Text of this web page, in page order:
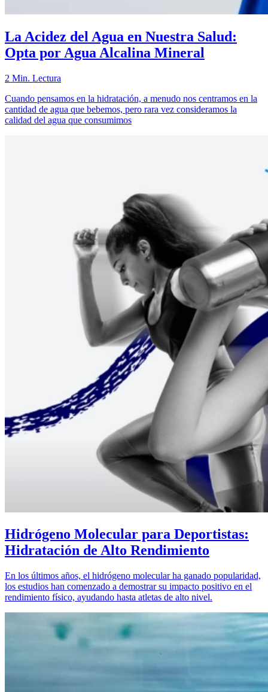
La Acidez del Agua en Nuestra Salud:
Opta por Agua Alcalina Mineral
2 Min. Lectura
Cuando pensamos en la hidratación, a menudo nos centramos en la
cantidad de agua que bebemos, pero rara vez consideramos la
calidad del agua que consumimos
Hidrógeno Molecular para Deportistas:
Hidratación de Alto Rendimiento
En los últimos años, el hidrógeno molecular ha ganado popularidad,
los estudios han comenzado a demostrar su impacto positivo en el
rendimiento físico, ayudando hasta atletas de alto nivel.